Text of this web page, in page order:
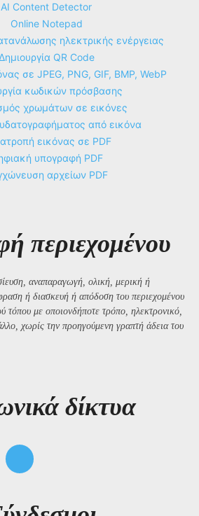
AI Content Detector
Online Notepad
ηλεκτρικής ενέργειας
Δημιουργία QR Code
σε JPEG, PNG, GIF, BMP, WebP
κωδικών πρόσβασης
χρωμάτων σε εικόνες
από εικόνα
εικόνας σε PDF
υπογραφή PDF
αρχείων PDF
περιεχομένου
αναπαραγωγή, ολική, μερική ή
ή διασκευή ή απόδοση του περιεχομένου
τόπου με οποιονδήποτε τρόπο, ηλεκτρονικό,
χωρίς την προηγούμενη γραπτή άδεια του
δίκτυα